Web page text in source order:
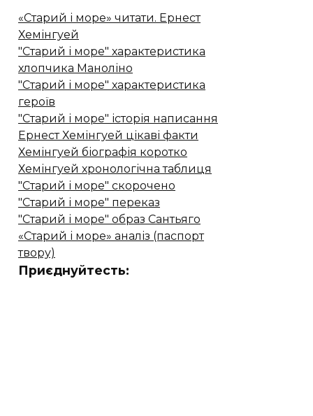
«Старий і море» читати. Ернест
Хемінгуей
"Старий і море" характеристика
хлопчика Маноліно
"Старий і море" характеристика
героїв
"Старий і море" історія написання
Ернест Хемінгуей цікаві факти
Хемінгуей біографія коротко
Хемінгуей хронологічна таблиця
"Старий і море" скорочено
"Старий і море" переказ
"Старий і море" образ Сантьяго
«Старий і море» аналіз (паспорт
твору)
Приєднуйтесть: